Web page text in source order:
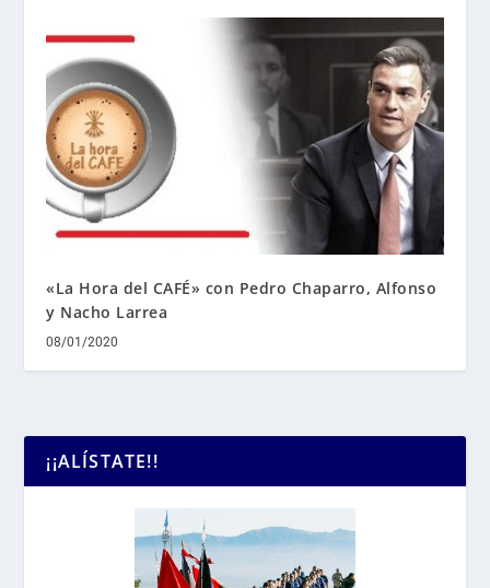
«La Hora del CAFÉ» con Pedro Chaparro, Alfonso
y Nacho Larrea
08/01/2020
¡¡ALÍSTATE!!